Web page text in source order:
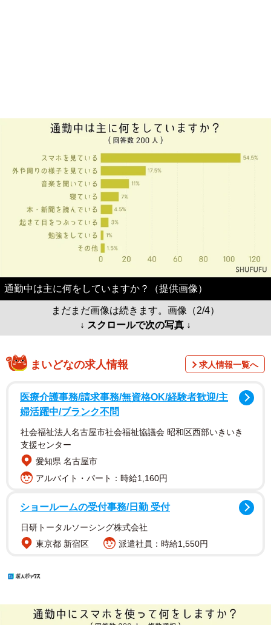
通勤中は主に何をしていますか？（提供画像）
まだまだ画像は続きます。画像（2/4）
↓ スクロールで次の写真 ↓
まいどなの求人情報 求人情報一覧へ
医療介護事務/請求事務/無資格OK/経験者歓迎/主
婦活躍中/ブランク不問
社会福祉法人名古屋市社会福祉協議会 昭和区西部いきいき
支援センター
愛知県 名古屋市
アルバイト・パート：時給1,160円
ショールームの受付事務/日勤 受付
日研トータルソーシング株式会社
東京都 新宿区
派遣社員：時給1,550円